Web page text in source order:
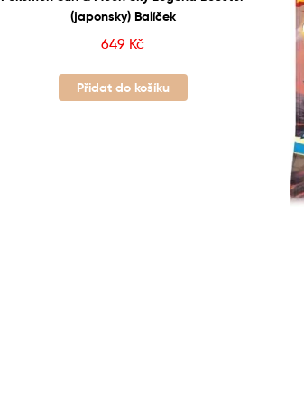
(japonsky) Balíček
649 Kč
Přidat do košíku